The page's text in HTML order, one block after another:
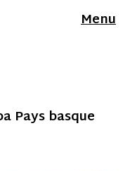
Menu
Pays basque